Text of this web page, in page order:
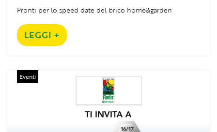
Pronti per lo speed date del brico home&garden
LEGGI +
Eventi